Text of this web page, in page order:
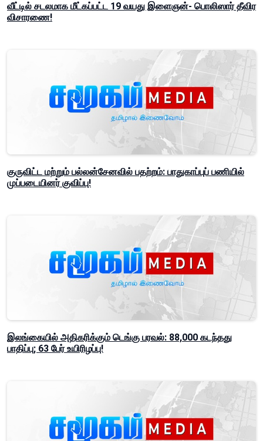
வீட்டில் சடலமாக மீட்கப்பட்ட 19 வயது இளைஞன்- பொலிஸார் தீவிர
விசாரணை!
குருவிட்ட மற்றும் பல்லன்சேனவில் பதற்றம்: பாதுகாப்புப் பணியில்
முப்படையினர் குவிப்பு!
இலங்கையில் அதிகரிக்கும் டெங்கு பரவல்: 88,000 கடந்தது
பாதிப்பு; 63 பேர் உயிரிழப்பு!